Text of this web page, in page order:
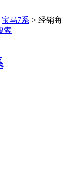
宝马7系 > 经销商
索